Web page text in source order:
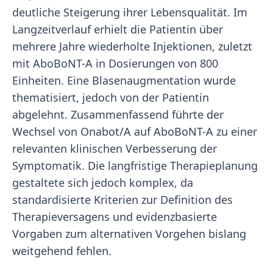
deutliche Steigerung ihrer Lebensqualität. Im
Langzeitverlauf erhielt die Patientin über
mehrere Jahre wiederholte Injektionen, zuletzt
mit AboBoNT-A in Dosierungen von 800
Einheiten. Eine Blasenaugmentation wurde
thematisiert, jedoch von der Patientin
abgelehnt. Zusammenfassend führte der
Wechsel von Onabot/A auf AboBoNT-A zu einer
relevanten klinischen Verbesserung der
Symptomatik. Die langfristige Therapieplanung
gestaltete sich jedoch komplex, da
standardisierte Kriterien zur Definition des
Therapieversagens und evidenzbasierte
Vorgaben zum alternativen Vorgehen bislang
weitgehend fehlen.